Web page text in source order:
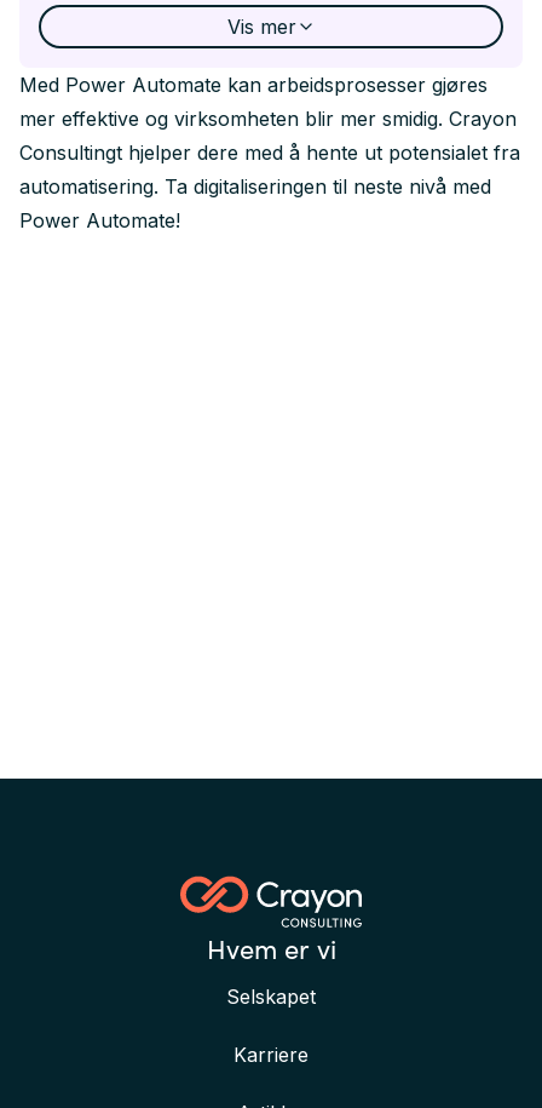
Microsoft 365?
Power Automate integreres enkelt med Microsoft
365-applikasjoner som Outlook, SharePoint og
Teams, og automatiserer oppgaver på tvers av
disse plattformene.
Kan vi bruke Power Automate med
tredjepartsapplikasjoner?
apper og arbeidsflyter, og planlegger og
gjennomfører opplæringsprogrammer og hjelper
kundene med å etablere nettverk av citizen
Vis mer
Med Power Automate kan arbeidsprosesser gjøres
mer effektive og virksomheten blir mer smidig. Crayon
Consultingt hjelper dere med å hente ut potensialet fra
automatisering. Ta digitaliseringen til neste nivå med
Power Automate!
Hvem er vi
Selskapet
Karriere